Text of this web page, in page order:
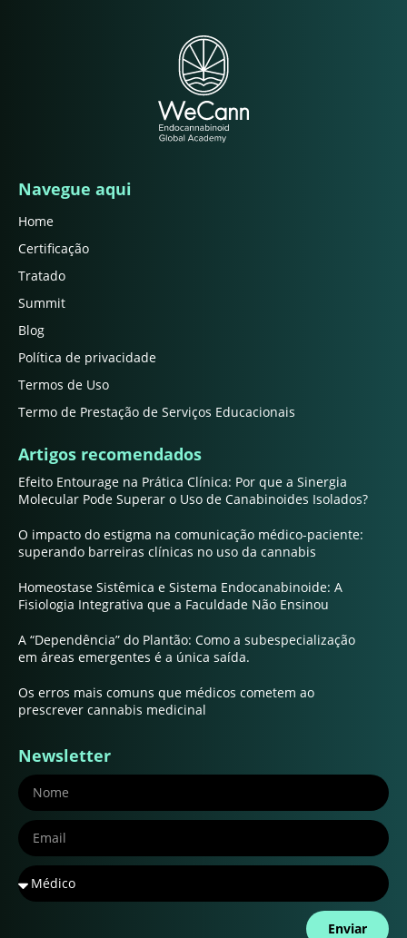
Navegue aqui
Home
Certificação
Tratado
Summit
Blog
Política de privacidade
Termos de Uso
Termo de Prestação de Serviços Educacionais
Artigos recomendados
Efeito Entourage na Prática Clínica: Por que a Sinergia
Molecular Pode Superar o Uso de Canabinoides Isolados?
O impacto do estigma na comunicação médico-paciente:
superando barreiras clínicas no uso da cannabis
Homeostase Sistêmica e Sistema Endocanabinoide: A
Fisiologia Integrativa que a Faculdade Não Ensinou
A “Dependência” do Plantão: Como a subespecialização
em áreas emergentes é a única saída.
Os erros mais comuns que médicos cometem ao
prescrever cannabis medicinal
Newsletter
Enviar